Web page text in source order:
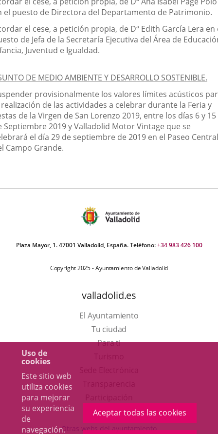
Uso de
cookies
Este sitio web
utiliza cookies
para mejorar
su experiencia
de
navegación.
Aceptar todas las cookies
el puesto de Directora del Departamento de Patrimonio.
el cese, a petición propia, de Dª Edith García Lera en
de Jefa de la Secretaría Ejecutiva del Área de
Juventud e Igualdad.
DE MEDIO AMBIENTE Y DESARROLLO SOSTENIBLE.
provisionalmente los valores límites acústicos
de las actividades a celebrar durante la Feria y
de la Virgen de San Lorenzo 2019, entre los días 6 y 15
Septiembre 2019 y Valladolid Motor Vintage que se
el día 29 de septiembre de 2019 en el Paseo Central
Campo Grande.
Plaza Mayor, 1. 47001 Valladolid, España. Teléfono:+34 983 426 100
Copyright 2025 - Ayuntamiento de Valladolid
valladolid.es
El Ayuntamiento
Tu ciudad
Para ti
en
una
aplicación
externa.
Otras webs del ayuntamiento